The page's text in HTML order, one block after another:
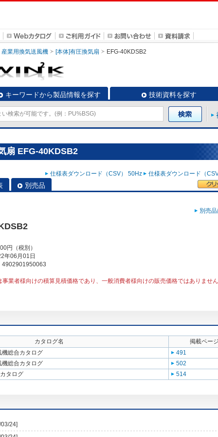
産業用換気送風機 [本体]有圧換気扇 EFG-40KDSB2
キーワードから製品情報を探す 技術資料を探す
扇 EFG-40KDSB2
仕様表ダウンロード（CSV） 50Hz 仕様表ダウンロード（
別売品
別売
円（税別）
年06月01日
4902901950063
業者様向けの積算見積価格であり、一般消費者様向けの販売価格ではありませ
カタログ名
掲載ペー
総合カタログ
491
総合カタログ
502
タログ 514
24]